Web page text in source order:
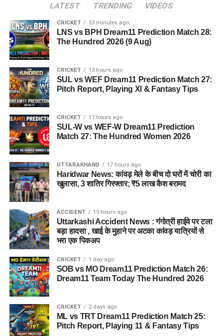
राज्य आपदा प्रबंधन तंत्र और जिला प्रशासन को संवेदनशील इलाकों में
सतर्क रहने के निर्देश दिए गए हैं। साथ ही भूस्खलन संभावित क्षेत्रों पर
लगातार निगरानी रखी जा रही है, ताकि किसी भी आपात स्थिति से समय
रहते निपटा जा सके।
मौसम विभाग और प्रशासन की ताजा
एडवाइजरी देखने की अपील
प्रशासन ने चारधाम यात्रा पर जाने वाले श्रद्धालुओं और अन्य यात्रियों से
अपील की है कि वे यात्रा शुरू करने से पहले मौसम विभाग और प्रशासन की
ताजा एडवाइजरी जरूर देखें। जब तक मौसम अनुकूल नहीं हो जाता, तब
तक अनावश्यक यात्रा से बचें और केवल आधिकारिक सूचना के आधार पर
ही आगे की योजना बनाएं।
LATEST TRENDING VIDEOS
CRICKET 53 minutes ago
LNS vs BPH Dream11 Prediction Match 28:
The Hundred 2026 (9 Aug)
CRICKET 13 hours ago
SUL vs WEF Dream11 Prediction Match 27:
Pitch Report, Playing XI & Fantasy Tips
CRICKET 17 hours ago
SUL-W vs WEF-W Dream11 Prediction
Match 27: The Hundred Women 2026
UTTARAKHAND 17 hours ago
Haridwar News: कांवड़ मेले के बीच दो घरों में चोरी का
खुलासा, 3 शातिर गिरफ्तार; ₹5 लाख कैश बरामद
ACCIDENT 19 hours ago
Uttarkashi Accident News : गंगोत्री हाईवे पर टला
बड़ा हादसा , खाई के मुहाने पर अटका कांवड़ यात्रियों से
भरा एक पिकअप
CRICKET 1 day ago
SOB vs MO Dream11 Prediction Match 26:
Dream11 Team Today The Hundred 2026
CRICKET 2 days ago
ML vs TRT Dream11 Prediction Match 25:
Pitch Report, Playing 11 & Fantasy Tips